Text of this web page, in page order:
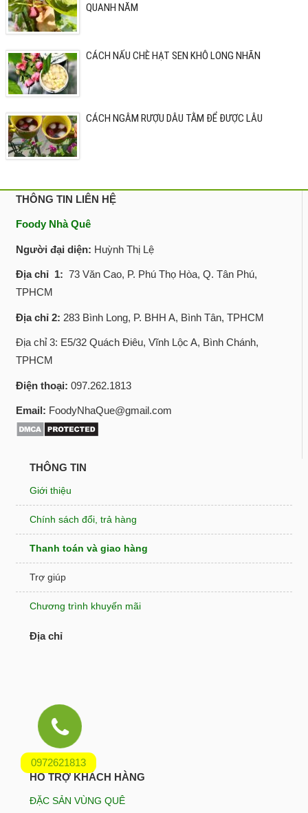
QUANH NĂM
CÁCH NẤU CHÈ HẠT SEN KHÔ LONG NHÃN
CÁCH NGÂM RƯỢU DÂU TẰM ĐỂ ĐƯỢC LÂU
0972621813
THÔNG TIN LIÊN HỆ
Foody Nhà Quê
Người đại diện: Huỳnh Thị Lệ
Địa chỉ 1: 73 Văn Cao, P. Phú Thọ Hòa, Q. Tân Phú,
TPHCM
Địa chỉ 2: 283 Bình Long, P. BHH A, Bình Tân, TPHCM
Địa chỉ 3: E5/32 Quách Điêu, Vĩnh Lộc A, Bình Chánh,
TPHCM
Điện thoại: 097.262.1813
Email: FoodyNhaQue@gmail.com
THÔNG TIN
Giới thiệu
Chính sách đổi, trả hàng
Thanh toán và giao hàng
Trợ giúp
Chương trình khuyến mãi
Địa chỉ
HỖ TRỢ KHÁCH HÀNG
ĐẶC SẢN VÙNG QUÊ